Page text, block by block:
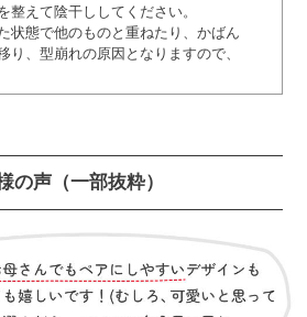
整えて陰干ししてください。
状態で他のものと重ねたり、かばん
り、型崩れの原因となりますので、
の声（一部抜粋）